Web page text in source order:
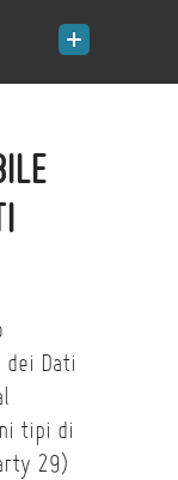
dei Dati
tipi di
29)